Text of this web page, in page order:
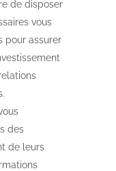
de disposer
vous
pour assurer
des
de leurs